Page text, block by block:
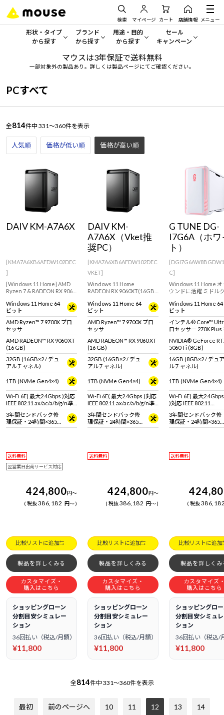
検索 マイページ カート 店舗情報 メニュー
形状・タイプ
から探す
形状・タイプから探す をすべてみる
ノートPC
ディスプレイ
Windows 11|Copilot+ PC
ブランド
から探す
mouse
NEXTGEAR
Copilot+ PC
用途・目的
から探す
一般向けパソコン
クリエイティブ向け
AIおすすめパソコン
Windows 11 Copilot+ PC
セール
キャンペーン
セール・キャンペー
Copilot+ PC
マウスは3年保証で送料無料
一部対象外の製品あり。詳しくは製品ページにてご確認ください。
PCすべて
全814件中 331～360件を表示
人気順 価格が低い順 価格が高い順
DAIV KM-A7A6X
[KMA7A6XB6AFDW102DEC
]
[Windows 11 Home] AMD
Ryzen 7 & RADEON RX 9060
ラスト制作や動画編集など
におすすめなミニタワー型
デスクトップPC
Windows 11 Home 64
ビット
AMD Ryzen™ 7 9700X プロ
セッサ
AMD RADEON™ RX 9060 XT
(16 GB)
32GB (16GB×2 / デュ
アルチャネル)
1TB (NVMe Gen4×4)
Wi-Fi 6E( 最大2.4Gbps )対応
IEEE 802.11 ax/ac/a/b/g/n準
拠 ＋ Bluetooth 5内蔵
3年間センドバック修
理保証・24時間×365
日電話サポート
送料無料
翌営業日出荷サービス対応
424,800円～
税抜386,182 円～
比較リストに追加
製品を詳しくみる
カスタマイズ・
購入はこちら
ショッピングローン
分割目安シミュレー
ション
36回払い（税込/月額）
¥11,800
DAIV KM-
A7A6X（Vket推
奨PC）
[KMA7A6XB6AFDW102DEC
VKET]
Windows 11 Home
RADEON RX 9060XT(16GB)
ミニタワーモデル！【DAIV
10周年3Dデータとオリジナ
ル壁紙付属！】
Windows 11 Home 64
ビット
AMD Ryzen™ 7 9700X プロ
セッサ
AMD RADEON™ RX 9060 XT
(16 GB)
32GB (16GB×2 / デュ
アルチャネル)
1TB (NVMe Gen4×4)
Wi-Fi 6E( 最大2.4Gbps )対応
IEEE 802.11 ax/ac/a/b/g/n準
拠 ＋ Bluetooth 5内蔵
3年間センドバック修
理保証・24時間×365
日電話サポート
送料無料
424,800円～
税抜386,182 円～
比較リストに追加
製品を詳しくみる
カスタマイズ・
購入はこちら
ショッピングローン
分割目安シミュレー
ション
36回払い（税込/月額）
¥11,800
G TUNE DG-
I7G6A（ホワ
ト）
C]
Windows 11 Home オ
ウンドに活躍 ミドル
RTX 5060 Ti (8GB) &
ル Core Ultra 7 プロ
ー 270K Plus 搭載。
タ・マウス・キーボ
別売りです。
Windows 11 Home 64
ビット
インテル® Core™
ロセッサー 270K
動作
NVIDIA® GeForce
5060 Ti (8GB)
16GB (8GB×2 / デュア
ルチャネル)
1TB (NVMe Gen4×4)
Wi-Fi 6E( 最大2.4Gbps
)対応 IEEE 802.11
ax/ac/a/b/g/n準拠 ＋
Bluetooth 5内蔵
3年間センドバック修
理保証・24時間×365
日電話サポート
送料無料
税抜
比較リストに追加
製品を詳しくみ
カスタマイズ
購入はこちら
ショッピングロ
分割目安シミュ
ション
36回払い（税込/
¥11,800
全814件中 331～360件を表示
最初 前のページへ 10 11 12 13 14